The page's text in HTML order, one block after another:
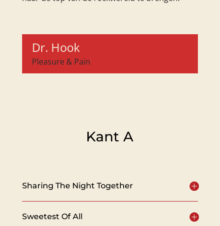
Dr. Hook
Pleasure & Pain
Kant A
Sharing The Night Together
Sweetest Of All